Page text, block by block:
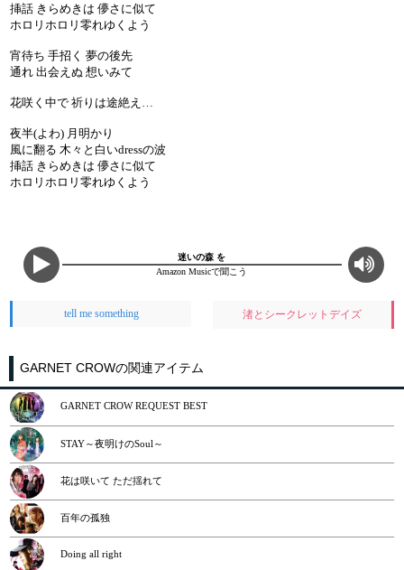
挿話 きらめきは 儚さに似て
ホロリホロリ零れゆくよう
宵待ち 手招く 夢の後先
通れ 出会えぬ 想いみて
花咲く中で 祈りは途絶え…
夜半(よわ) 月明かり
風に翻る 木々と白いdressの波
挿話 きらめきは 儚さに似て
ホロリホロリ零れゆくよう
迷いの森 を
Amazon Musicで聞こう
tell me something 渚とシークレットデイズ
GARNET CROWの関連アイテム
GARNET CROW REQUEST BEST
STAY～夜明けのSoul～
花は咲いて ただ揺れて
百年の孤独
Doing all right